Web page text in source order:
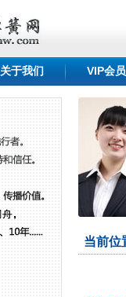
关于我们 VIP会
当前位